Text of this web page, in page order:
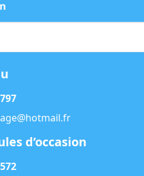
d’occasion